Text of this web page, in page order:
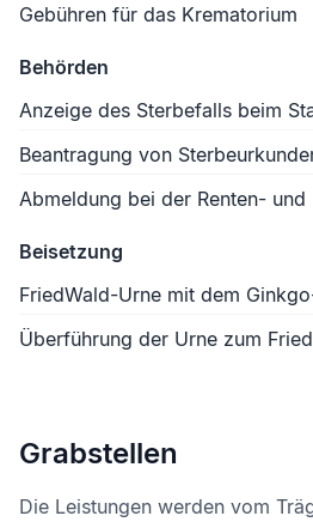
Gebühren für das Krematorium
Behörden
Anzeige des Sterbefalls beim
Beantragung von
Abmeldung bei der Renten- und
Beisetzung
FriedWald-Urne mit dem
Überführung der Urne zum
Grabstellen
Die Leistungen werden vom